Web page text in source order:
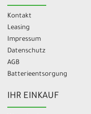
Kontakt
Leasing
Impressum
Datenschutz
AGB
Batterieentsorgung
IHR EINKAUF